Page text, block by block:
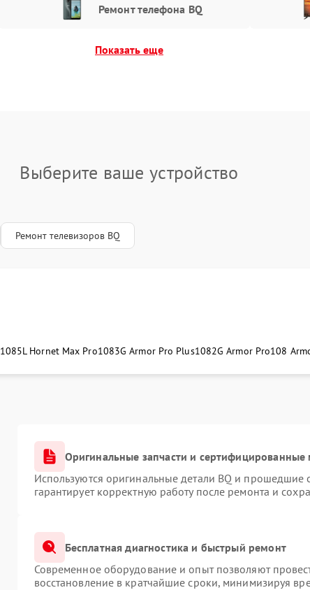
Ремонт телефона BQ
Показать еще
Выберите ваше устройство
Ремонт телевизоров BQ
1085L Hornet Max Pro1083G Armor Pro Plus1082G Armor Pro108
Оригинальные запчасти и сертифицированные
Используются оригинальные детали BQ и прошедшие
гарантирует корректную работу после ремонта и
Бесплатная диагностика и быстрый ремонт
Современное оборудование и опыт позволяют
восстановление в кратчайшие сроки, минимизируя